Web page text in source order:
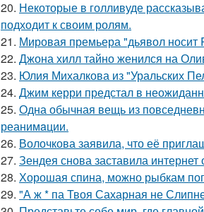
20. Некоторые в голливуде
подходит к своим ролям.
21. Мировая премьера "дьявол носит
22. Джона хилл тайно женился на
23. Юлия Михалкова из "Уральских
24. Джим керри предстал в
25. Одна обычная вещь из
реанимaции.
26. Волочкова заявила, что её
27. Зендея снова заставила
28. Хорошая спина, можно рыбкам
29. "А ж * па Твоя Сахарная не